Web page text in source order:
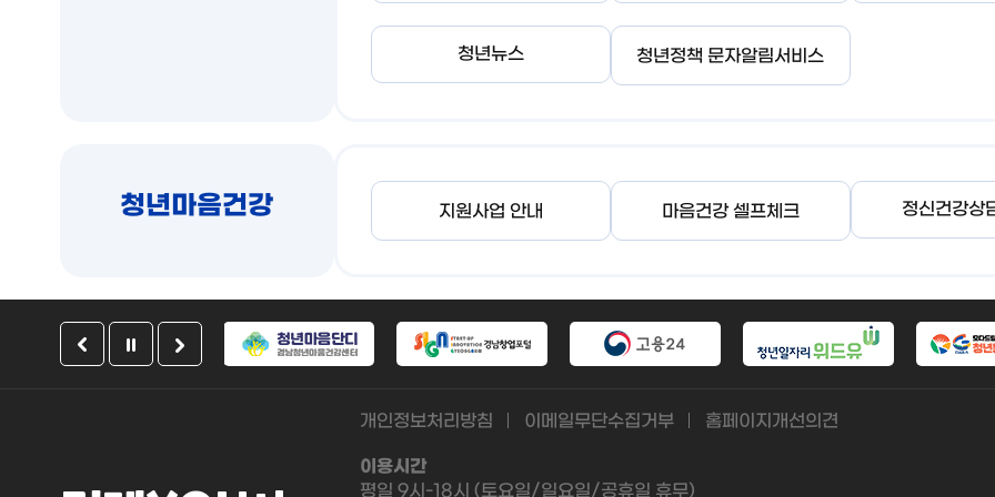
청년뉴스 청년정책 문자알림서비스
청년마음건강 지원사업 안내 마음건강 셀프체크 정신건강상
개인정보처리방침 이메일무단수집거부 홈페이지개선의견
이용시간
평일 9시-18시 (토요일/일요일/공휴일 휴무)